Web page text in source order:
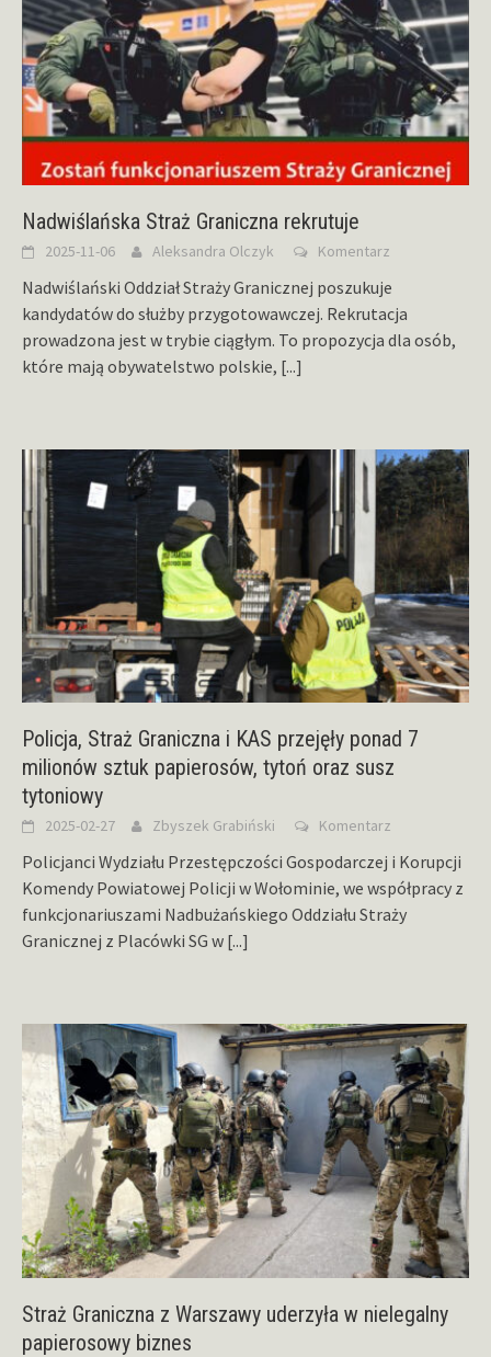
Nadwiślańska Straż Graniczna rekrutuje
2025-11-06 Aleksandra Olczyk Komentarz
Nadwiślański Oddział Straży Granicznej poszukuje
kandydatów do służby przygotowawczej. Rekrutacja
prowadzona jest w trybie ciągłym. To propozycja dla osób,
które mają obywatelstwo polskie, [...]
Policja, Straż Graniczna i KAS przejęły ponad 7
milionów sztuk papierosów, tytoń oraz susz
tytoniowy
2025-02-27 Zbyszek Grabiński Komentarz
Policjanci Wydziału Przestępczości Gospodarczej i Korupcji
Komendy Powiatowej Policji w Wołominie, we współpracy z
funkcjonariuszami Nadbużańskiego Oddziału Straży
Granicznej z Placówki SG w [...]
Straż Graniczna z Warszawy uderzyła w nielegalny
papierosowy biznes